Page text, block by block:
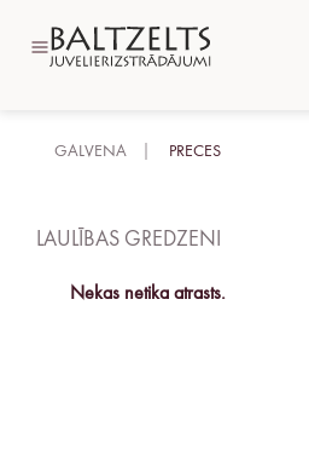
GALVENA PRECES
LAULĪBAS GREDZENI
Nekas netika atrasts.